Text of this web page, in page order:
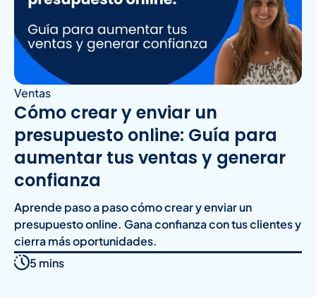
Ventas
Cómo crear y enviar un
presupuesto online: Guía para
aumentar tus ventas y generar
confianza
Aprende paso a paso cómo crear y enviar un
presupuesto online. Gana confianza con tus clientes y
cierra más oportunidades.
5 mins